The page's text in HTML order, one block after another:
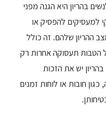
בהריון היא הגנה מפני
למעסיקים להפסיק או
ההריון שלהם. זה כולל
הטבות תעסוקה אחרות רק
יש את הזכות
חובות או לוחות זמנים